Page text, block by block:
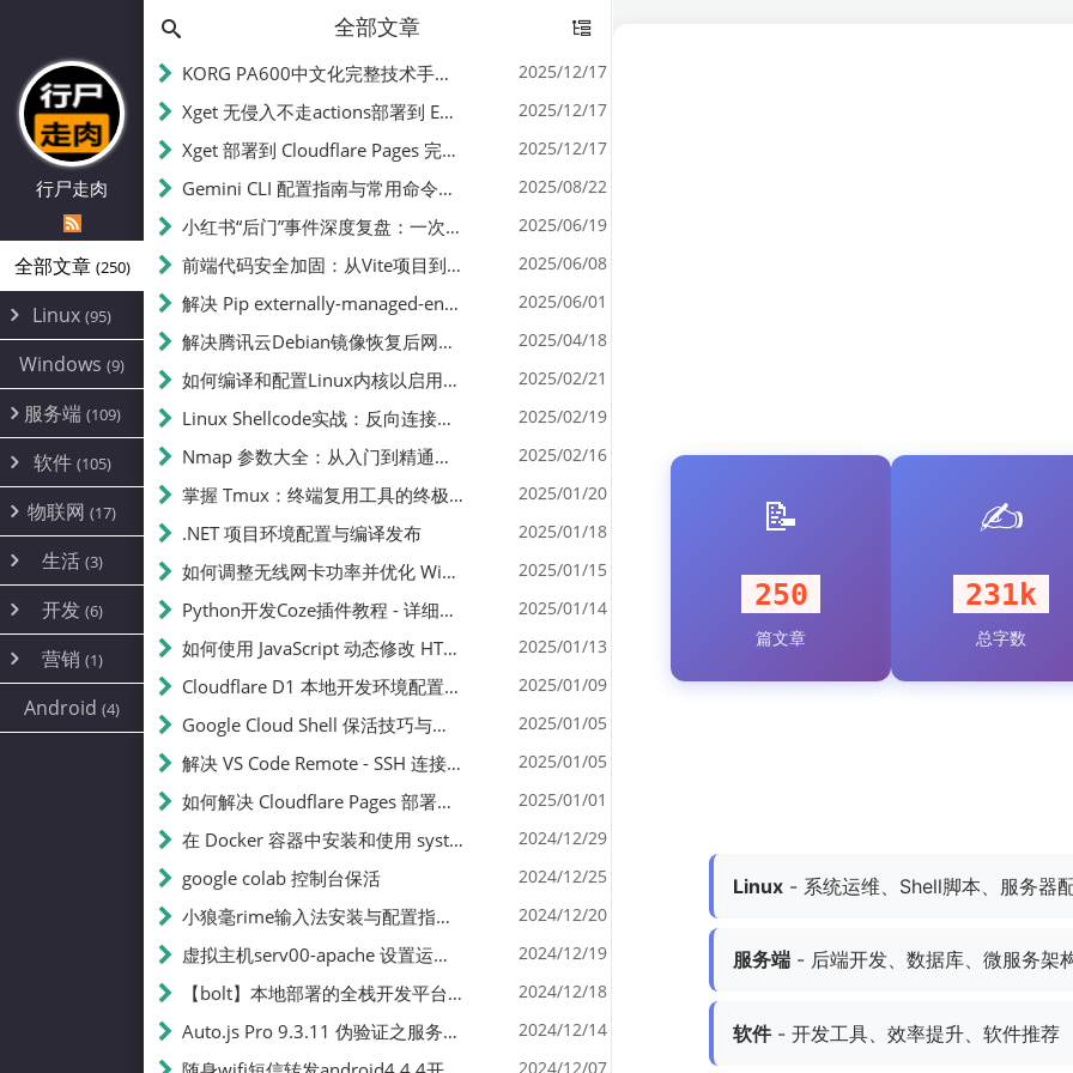
行尸走肉
全部文章 (250)
Linux (95)
Alpine
CentOS(17)
Debian(24)
ProxmoxVE
Ubuntu(7)
Windows (9)
服务端 (109)
环境配置
DD重装(3)
加速优化(34)
面板(12)
容器
游戏 (7)
饥荒(7)
云服务商(4)
WEB源码(6)
建站(5)
软件 (105)
安全(12)
办公(4)
图片 (2)
文件
系统 (35)
AI(10)
物联网 (17)
路由器
随身wifi(1)
mobile(14)
刷机
magisk
生活 (3)
线报
sim卡(1)
开发 (6)
编译
JavaScript(2)
python(2)
营销 (1)
公关(1)
SEO(1)
Android (4)
全部文章
KORG PA600中文化完整技术手册 - 从逆向到实现的全流程指南 2025/12/17
Xget 无侵入不走actions部署到 EdgeOne Pages 指南 2025/12/17
Xget 部署到 Cloudflare Pages 完整指南 - 无需修改源码的构建配置 2025/12/17
Gemini CLI 配置指南与常用命令中文翻译 | API Key、MCP、代理设置 2025/08/22
小红书“后门”事件深度复盘：一次沉默危机下的品牌、技术与流程三重考验 2025/06/19
前端代码安全加固：从Vite项目到纯静态页面的深度混淆技术备忘 2025/06/08
解决 Pip externally-managed-environment 错误：临时与永久绕过方案 2025/06/01
解决腾讯云Debian镜像恢复后网络不通问题 2025/04/18
如何编译和配置Linux内核以启用BBR2 | 内核编译教程 2025/02/21
Linux Shellcode实战：反向连接、持久化、免杀技术详解（MSF,Cobalt Strike）- 从原理到C加载器实现 2025/02/19
Nmap 参数大全：从入门到精通，掌握网络扫描的核心技巧 2025/02/16
掌握 Tmux：终端复用工具的终极指南 2025/01/20
.NET 项目环境配置与编译发布 2025/01/18
如何调整无线网卡功率并优化 Wifite 的功率设置 2025/01/15
Python开发Coze插件教程 - 详细步骤与注意事项 2025/01/14
如何使用 JavaScript 动态修改 HTML 中的权限文本 | 前端开发教程 2025/01/13
Cloudflare D1 本地开发环境配置指南 | CF Pages Local Development Guide 2025/01/09
Google Cloud Shell 保活技巧与配额时间查看方法 2025/01/05
解决 VS Code Remote - SSH 连接失败问题：从权限问题到成功启动 2025/01/05
如何解决 Cloudflare Pages 部署中的 API Token 权限问题 2025/01/01
在 Docker 容器中安装和使用 systemctl 的完整指南 2024/12/29
google colab 控制台保活 2024/12/25
小狼毫rime输入法安装与配置指南：从基础到高级自定义 2024/12/20
虚拟主机serv00-apache 设置运行目录 2024/12/19
【bolt】本地部署的全栈开发平台，支持本地及众多API，本地一键生成应用，部署教程 2024/12/18
Auto.js Pro 9.3.11 伪验证之服务器接口 Nginx 版 2024/12/14
2024/12/07
<
>
📝
250
篇文章
✍️
231k
总字数
Linux - 系统运维、Shell脚本、服务器
服务端 - 后端开发、数据库、微服务架
软件- 开发工具、效率提升、软件推荐